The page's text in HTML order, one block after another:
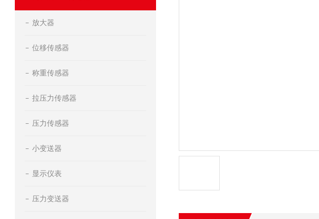
放大器
位移传感器
称重传感器
拉压力传感器
压力传感器
小变送器
显示仪表
压力变送器